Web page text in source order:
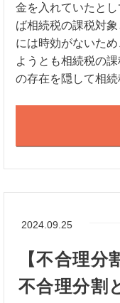
金を入れていたと
ば相続税の課税対
には時効がないた
ようとも相続税の
の存在を隠して相
2024.09.25
【不合理分
不合理分割